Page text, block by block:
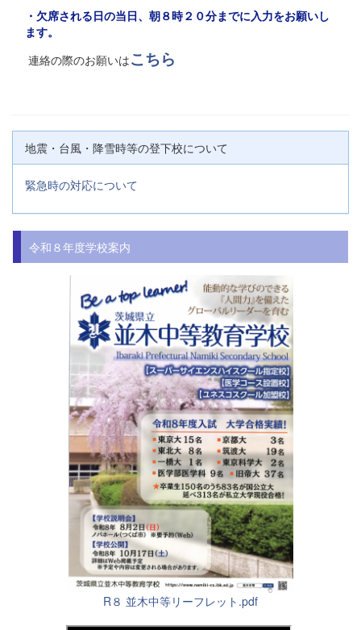
・欠席される日の当日、朝８時２０分までに入力をお願いし
ます。
連絡の際のお願いはこちら
地震・台風・降雪時等の登下校について
緊急時の対応について
令和８年度学校案内
R８ 並木中等リーフレット.pdf